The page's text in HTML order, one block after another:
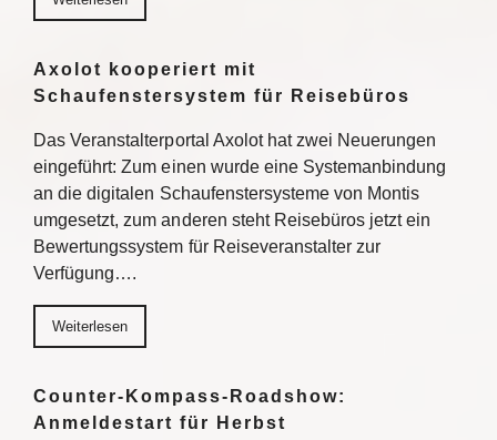
Axolot kooperiert mit
Schaufenstersystem für Reisebüros
Das Veranstalterportal Axolot hat zwei Neuerungen
eingeführt: Zum einen wurde eine Systemanbindung
an die digitalen Schaufenstersysteme von Montis
umgesetzt, zum anderen steht Reisebüros jetzt ein
Bewertungssystem für Reiseveranstalter zur
Verfügung….
Weiterlesen
Counter-Kompass-Roadshow:
Anmeldestart für Herbst